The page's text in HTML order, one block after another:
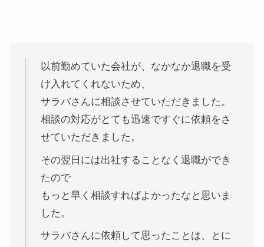
以前勤めていた会社が、なかなか退職を受
け入れてくれないため、
サラバさんに相談させていただきました。
相談の対応がとても迅速ですぐに依頼をさ
せていただきました。
その翌日には出社することなく退職ができ
たので
もっと早く相談すればよかったなと思いま
した。
サラバさんに依頼して思ったことは、とに